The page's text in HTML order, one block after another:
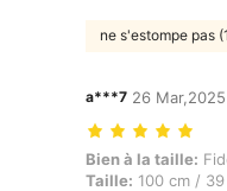
ne s'estompe pas
a***7 26 Mar,2025
Bien à la taille:
Bien à la taille:
Taille: 100 cm /